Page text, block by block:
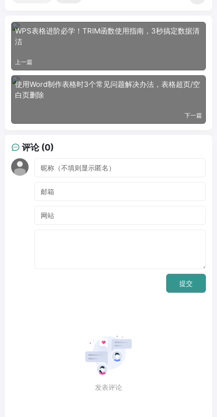
WPS表格进阶必学！TRIM函数使用指南，3秒搞定数据清
洁
上一篇
使用Word制作表格时3个常见问题解决办法，表格超页/空
白页删除
下一篇
评论 (0)
提交
发表评论